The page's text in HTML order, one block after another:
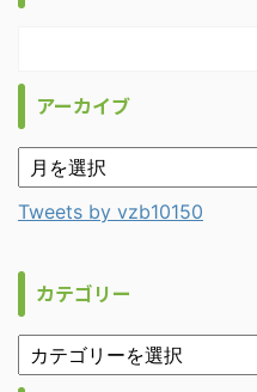
アーカイブ
Tweets by vzb10150
カテゴリー